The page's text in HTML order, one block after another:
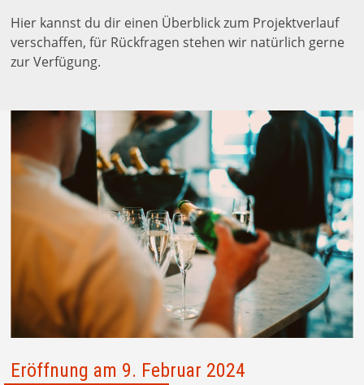
Hier kannst du dir einen Überblick zum Projektverlauf
verschaffen, für Rückfragen stehen wir natürlich gerne
zur Verfügung.
Eröffnung am 9. Februar 2024